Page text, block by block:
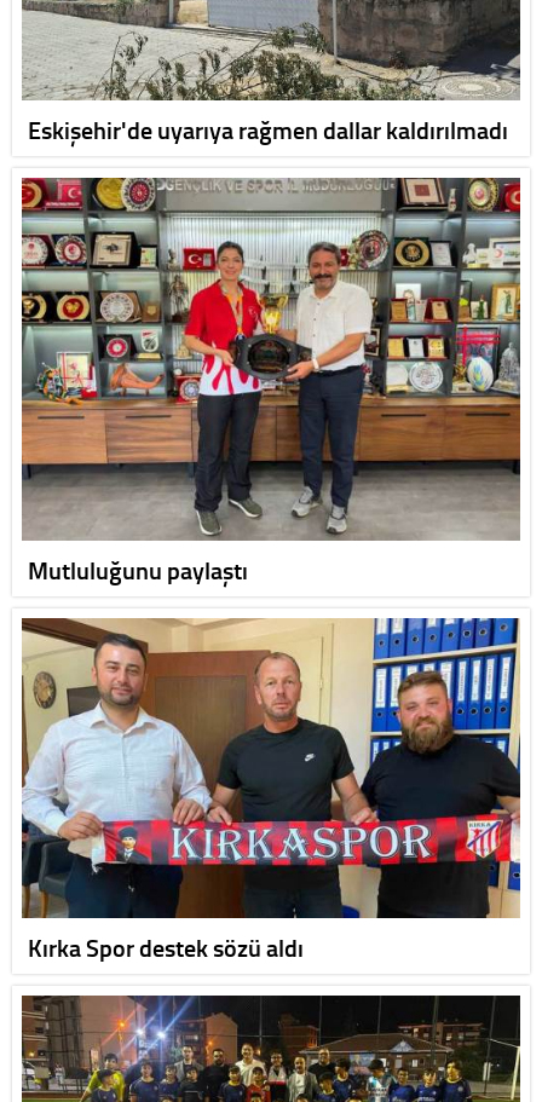
Eskişehir'de uyarıya rağmen dallar kaldırılmadı
Mutluluğunu paylaştı
Kırka Spor destek sözü aldı